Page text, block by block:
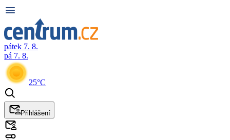
pátek 7. 8.
pá 7. 8.
25°C
Přihlášení